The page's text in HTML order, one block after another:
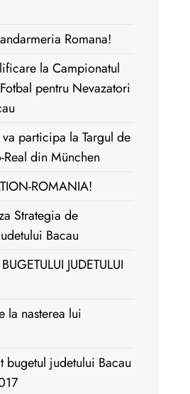
Romana!
la Campionatul
pentru Nevazatori
va participa la Targul de
Real din München
ROMANIA!
Strategia de
Bacau
JUDETULUI
la nasterea lui
bugetul judetului Bacau